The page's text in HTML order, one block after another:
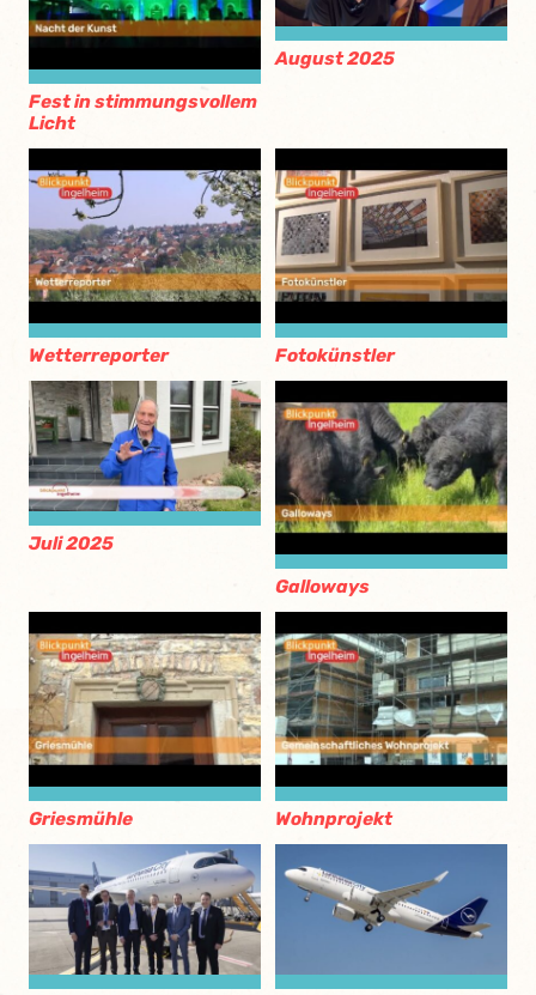
Fest in stimmungsvollem
Licht
August 2025
Wetterreporter Fotokünstler
Juli 2025
Galloways
Griesmühle Wohnprojekt